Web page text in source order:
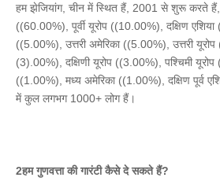
हम झेजियांग, चीन में स्थित हैं, 2001 से शुरू करते
((60.00%), पूर्वी यूरोप ((10.00%), दक्षिण एशिया
((5.00%), उत्तरी अमेरिका ((5.00%), उत्तरी
(3).00%), दक्षिणी यूरोप ((3.00%), पश्चिमी
((1.00%), मध्य अमेरिका ((1.00%), दक्षिण पूर्व
में कुल लगभग 1000+ लोग हैं।
2हम गुणवत्ता की गारंटी कैसे दे सकते हैं?